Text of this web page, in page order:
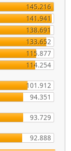
145.216
141.941
138.691
133.652
115.877
114.254
101.912
94.351
93.729
92.888